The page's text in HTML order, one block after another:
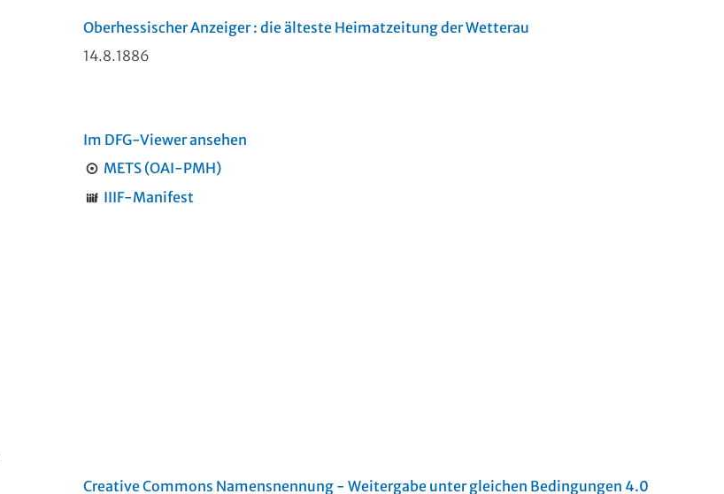
Oberhessischer Anzeiger : die älteste Heimatzeitung der Wetterau
14.8.1886
Im DFG-Viewer ansehen
METS (OAI-PMH)
IIIF-Manifest
Creative Commons Namensnennung - Weitergabe unter gleichen Bedingungen 4.0